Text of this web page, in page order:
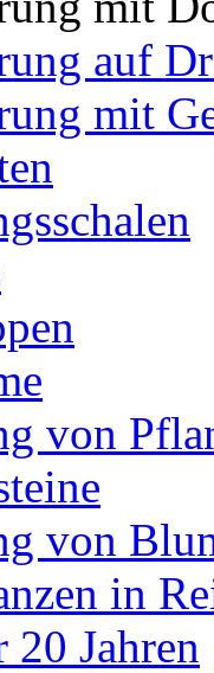
auf
mit
von
von
in
20 Jahren